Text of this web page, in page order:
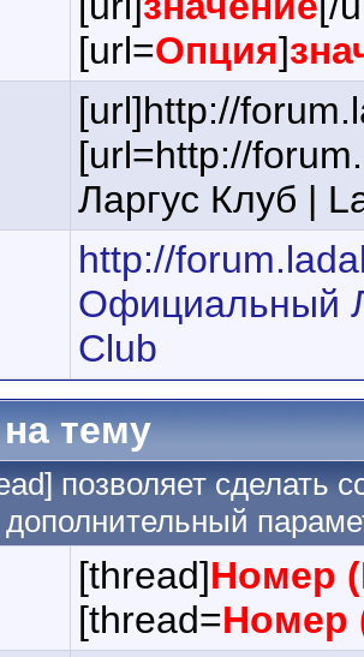
[url=Опция]
[url]http://
[url=http://
Ларгус Клуб |
http://
Официальный
Club
тему
позволяет сделать
[thread]Номер
[thread=Номер